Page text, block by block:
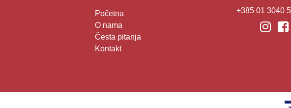
Početna
O nama
Česta pitanja
Kontakt
+385 01 3040